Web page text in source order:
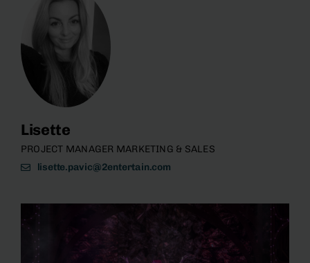
Lisette
PROJECT MANAGER MARKETING & SALES
lisette.pavic@2entertain.com